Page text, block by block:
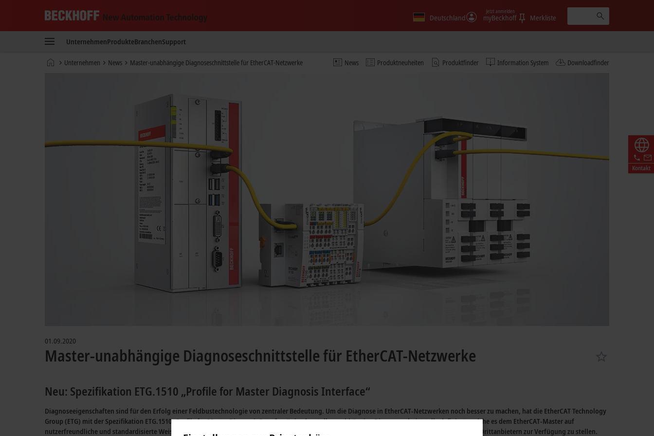
New
Technology
Deutschland myBeckhoff
Jetzt anmelden
Merkliste
UnternehmenProdukteBranchenSupport
News Produktneuheiten Produktfinder Information System Downloadfinder
StartseiteUnternehmen News Master-unabhängige Diagnoseschnittstelle für EtherCAT-Netzwerke
Kontakt
01.09.2020
Master-unabhängige Diagnoseschnittstelle für EtherCAT-Netzwerke
Neu: Spezifikation ETG.1510 „Profile for Master Diagnosis Interface“
Diagnoseeigenschaften sind für den Erfolg einer Feldbustechnologie von zentraler Bedeutung. Um die Diagnose in EtherCAT-Netzwerken noch besser zu machen, hat die EtherCAT Technology
Group (ETG) mit der Spezifikation ETG.1510 „Profile for Master Diagnosis Interface“ eine herstellerunabhängige Diagnoseschnittstelle definiert, welche es dem EtherCAT-Master auf
nutzerfreundliche und standardisierte Weise ermöglicht, detaillierte Informationen zur Netzwerkdiagnose sowie zum Systemzustand für Tools von Drittanbietern zur Verfügung zu stellen.